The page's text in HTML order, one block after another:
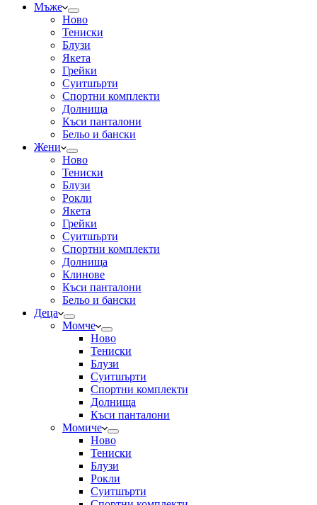
Мъже
Ново
Тениски
Блузи
Якета
Грейки
Суитшърти
Спортни комплекти
Долнища
Къси панталони
Бельо и бански
Жени
Ново
Тениски
Блузи
Рокли
Якета
Грейки
Суитшърти
Спортни комплекти
Долнища
Клинове
Къси панталони
Бельо и бански
Деца
Момче
Ново
Тениски
Блузи
Суитшърти
Спортни комплекти
Долнища
Къси панталони
Момиче
Ново
Тениски
Блузи
Рокли
Суитшърти